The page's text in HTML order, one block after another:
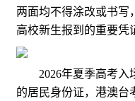
两面均不得涂改或书写
高校新生报到的重要凭
2026年夏季高考入
的居民身份证，港澳台